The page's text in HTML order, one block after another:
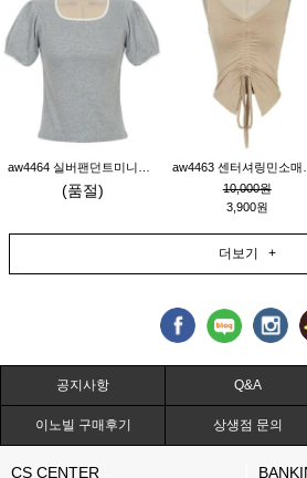
(품절)
10,000원
3,900원
더보기 +
공지사항 Q&A
이노빌 구매후기 상생점 문의
CS CENTER